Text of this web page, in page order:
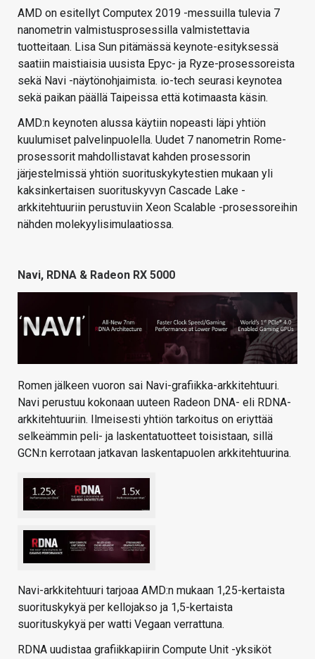
AMD on esitellyt Computex 2019 -messuilla tulevia 7
nanometrin valmistusprosessilla valmistettavia
tuotteitaan. Lisa Sun pitämässä keynote-esityksessä
saatiin maistiaisia uusista Epyc- ja Ryze-prosessoreista
sekä Navi -näytönohjaimista. io-tech seurasi keynotea
sekä paikan päällä Taipeissa että kotimaasta käsin.
AMD:n keynoten alussa käytiin nopeasti läpi yhtiön
kuulumiset palvelinpuolella. Uudet 7 nanometrin Rome-
prosessorit mahdollistavat kahden prosessorin
järjestelmissä yhtiön suorituskykytestien mukaan yli
kaksinkertaisen suorituskyvyn Cascade Lake -
arkkitehtuuriin perustuviin Xeon Scalable -prosessoreihin
nähden molekyylisimulaatiossa.
Navi, RDNA & Radeon RX 5000
Romen jälkeen vuoron sai Navi-grafiikka-arkkitehtuuri.
Navi perustuu kokonaan uuteen Radeon DNA- eli RDNA-
arkkitehtuuriin. Ilmeisesti yhtiön tarkoitus on eriyttää
selkeämmin peli- ja laskentatuotteet toisistaan, sillä
GCN:n kerrotaan jatkavan laskentapuolen arkkitehtuurina.
Navi-arkkitehtuuri tarjoaa AMD:n mukaan 1,25-kertaista
suorituskykyä per kellojakso ja 1,5-kertaista
suorituskykyä per watti Vegaan verrattuna.
RDNA uudistaa grafiikkapiirin Compute Unit -yksiköt